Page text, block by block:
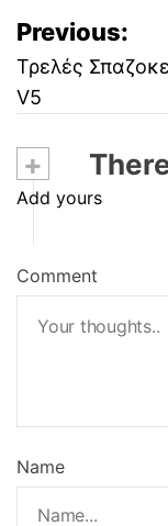
Previous:
Τρελές
V5
+
Add yours
Comment
Name